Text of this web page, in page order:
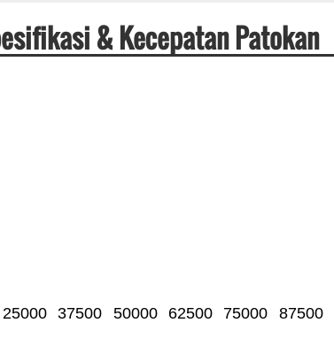
& Kecepatan Patokan
25000 37500 50000 62500 75000 87500